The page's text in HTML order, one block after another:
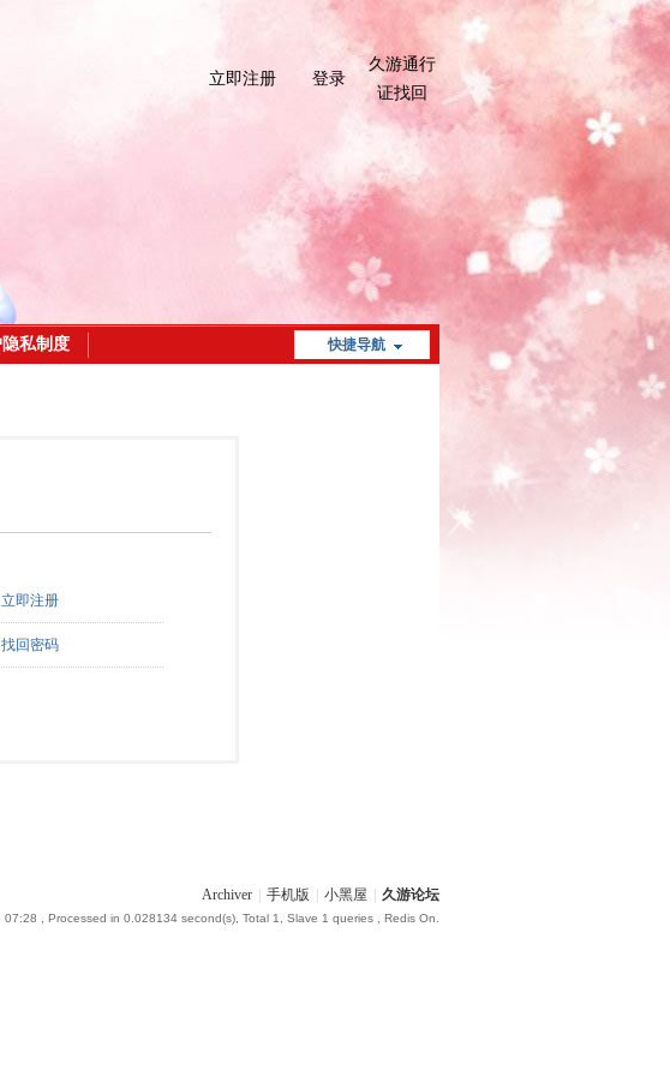
立即注册 登录
久游通行
证找回
快捷导航
私制度
立即注册
找回密码
Archiver
手机版 小黑屋 久游论坛
07:28 , Processed in 0.028134 second(s), Total 1, Slave 1 queries , Redis On.